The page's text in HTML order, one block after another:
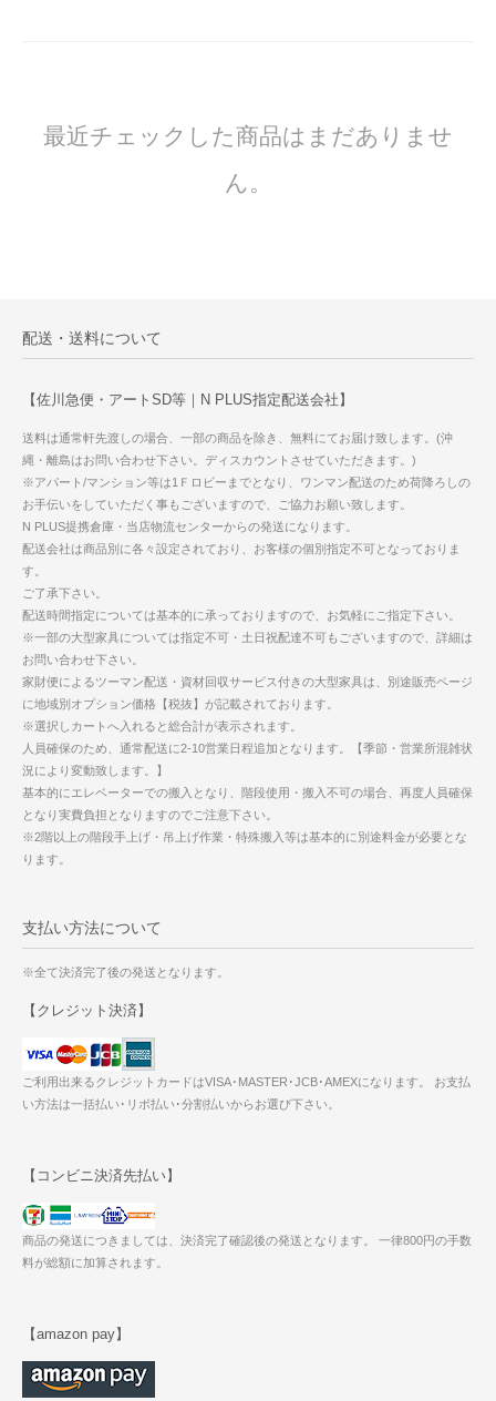
最近チェックした商品はまだありませ
ん。
配送・送料について
【佐川急便・アートSD等｜N PLUS指定配送会社】
送料は通常軒先渡しの場合、一部の商品を除き、無料にてお届け致します。(沖
縄・離島はお問い合わせ下さい。ディスカウントさせていただきます。)
※アパート/マンション等は1Ｆロビーまでとなり、ワンマン配送のため荷降ろしの
お手伝いをしていただく事もございますので、ご協力お願い致します。
N PLUS提携倉庫・当店物流センターからの発送になります。
配送会社は商品別に各々設定されており、お客様の個別指定不可となっておりま
す。
ご了承下さい。
配送時間指定については基本的に承っておりますので、お気軽にご指定下さい。
※一部の大型家具については指定不可・土日祝配達不可もございますので、詳細は
お問い合わせ下さい。
家財便によるツーマン配送・資材回収サービス付きの大型家具は、別途販売ページ
に地域別オプション価格【税抜】が記載されております。
※選択しカートへ入れると総合計が表示されます。
人員確保のため、通常配送に2-10営業日程追加となります。【季節・営業所混雑状
況により変動致します。】
基本的にエレベーターでの搬入となり、階段使用・搬入不可の場合、再度人員確保
となり実費負担となりますのでご注意下さい。
※2階以上の階段手上げ・吊上げ作業・特殊搬入等は基本的に別途料金が必要とな
ります。
支払い方法について
※全て決済完了後の発送となります。
【クレジット決済】
ご利用出来るクレジットカードはVISA･MASTER･JCB･AMEXになります。 お支払
い方法は一括払い･リボ払い･分割払いからお選び下さい。
【コンビニ決済先払い】
商品の発送につきましては、決済完了確認後の発送となります。 一律800円の手数
料が総額に加算されます。
【amazon pay】